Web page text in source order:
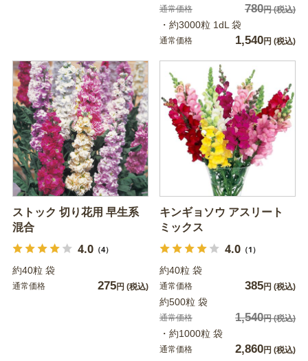
通常価格 780円(税込)
・約3000粒 1dL 袋
通常価格 1,540円 (税込)
ストック 切り花用 早生系
混合
4.0（4）
約40粒 袋
通常価格 275円 (税込)
キンギョソウ アスリート
ミックス
4.0（1）
約40粒 袋
通常価格 385円 (税込)
約500粒 袋
通常価格 1,540円(税込)
・約1000粒 袋
通常価格 2,860円 (税込)